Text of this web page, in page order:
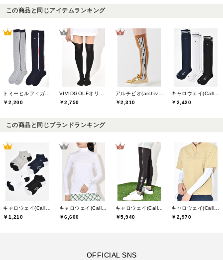
この商品と同じアイテムランキング
トミーヒルフィガーゴルフ(TOMMY HILFIGER GOLF)
￥2,200
VIVIDGOLFオリジナル
￥2,750
アルチビオ(archivio)
￥2,310
キャロウェイ(Callaway)
￥2,420
この商品と同じブランドランキング
￥1,210
￥6,600
￥5,940
￥2,970
OFFICIAL SNS